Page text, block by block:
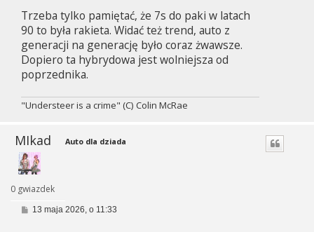
t
Trzeba tylko pamiętać, że 7s do paki w latach
90 to była rakieta. Widać też trend, auto z
generacji na generację było coraz żwawsze.
Dopiero ta hybrydowa jest wolniejsza od
poprzednika.
"Understeer is a crime" (C) Colin McRae
MIkad
0 gwiazdek
Auto dla dziada
P13 maja 2026, o 11:33